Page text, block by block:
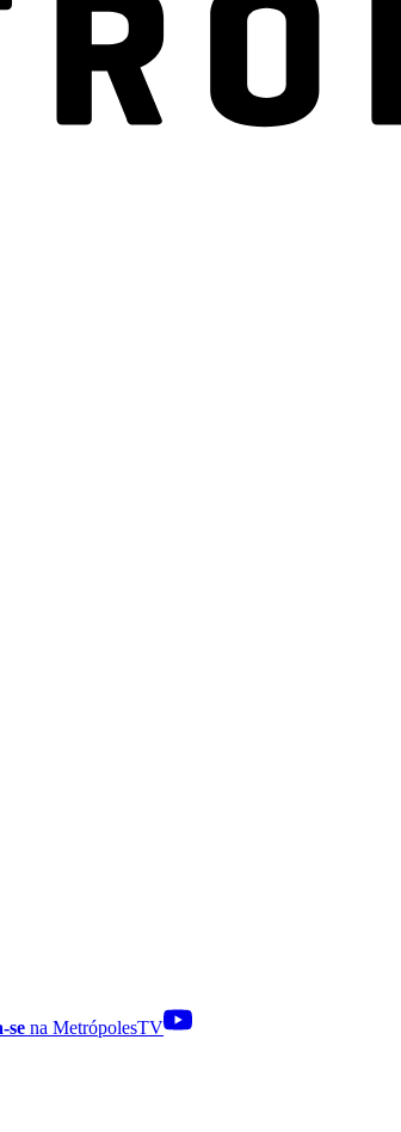
se na MetrópolesTV